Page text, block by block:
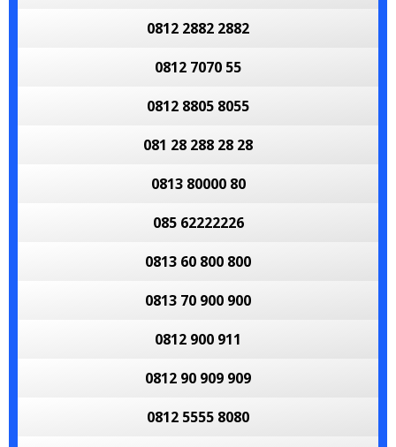
0812 2882 2882
0812 7070 55
0812 8805 8055
081 28 288 28 28
0813 80000 80
085 62222226
0813 60 800 800
0813 70 900 900
0812 900 911
0812 90 909 909
0812 5555 8080